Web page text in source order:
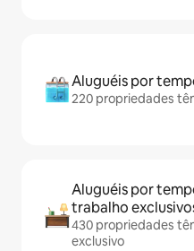
Aluguéis por
220 propriedades
Aluguéis por
trabalho
430 propriedades
exclusivo